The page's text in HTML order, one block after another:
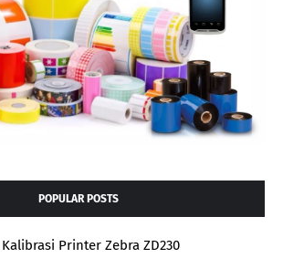
POPULAR POSTS
Kalibrasi Printer Zebra ZD230